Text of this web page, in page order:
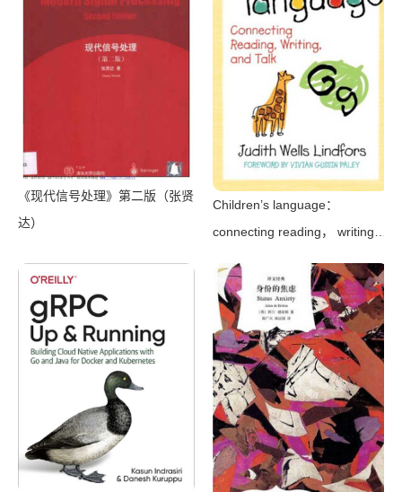
《现代信号处理》第二版（张贤
达）
Children’s language：
connecting reading， writing，
Lindfors）（Teachers College
Press 2008）